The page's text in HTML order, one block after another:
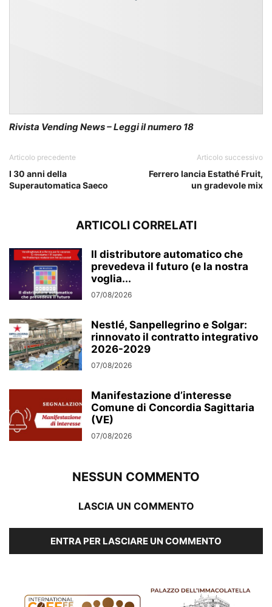
Rivista Vending News – Leggi il numero 18
Articolo precedente
I 30 anni della
Superautomatica Saeco
Articolo successivo
Ferrero lancia Estathé Fruit,
un gradevole mix
ARTICOLI CORRELATI
Il distributore automatico che
prevedeva il futuro (e la nostra
voglia...
07/08/2026
Nestlé, Sanpellegrino e Solgar:
rinnovato il contratto integrativo
2026-2029
07/08/2026
Manifestazione d’interesse
Comune di Concordia Sagittaria
(VE)
07/08/2026
NESSUN COMMENTO
LASCIA UN COMMENTO
ENTRA PER LASCIARE UN COMMENTO